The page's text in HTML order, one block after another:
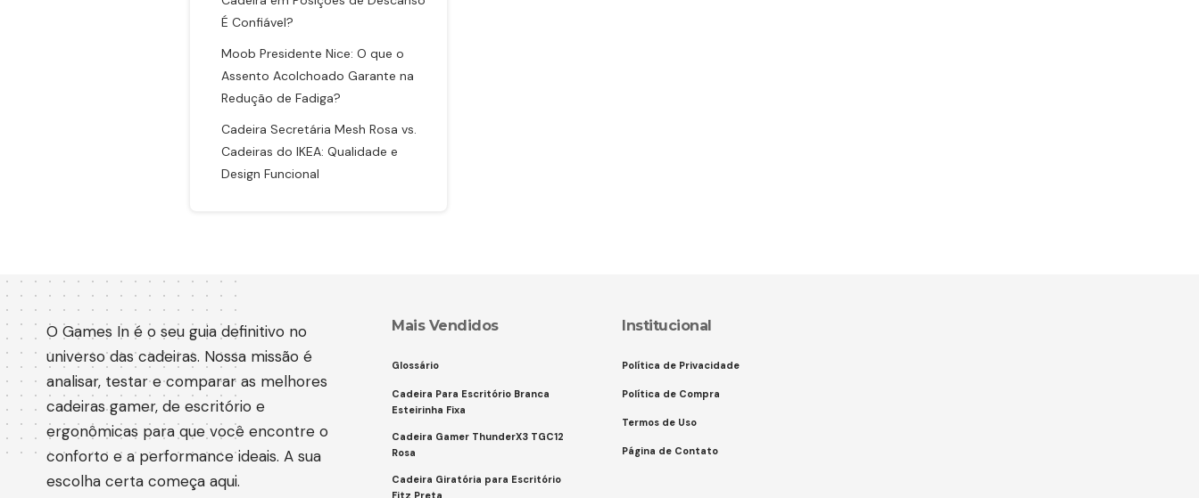
É Confiável?
Moob Presidente Nice: O que o
Assento Acolchoado Garante na
Redução de Fadiga?
Cadeira Secretária Mesh Rosa vs.
Cadeiras do IKEA: Qualidade e
Design Funcional
O Games In é o seu guia definitivo no
universo das cadeiras. Nossa missão é
analisar, testar e comparar as melhores
cadeiras gamer, de escritório e
ergonômicas para que você encontre o
conforto e a performance ideais. A sua
escolha certa começa aqui.
Mais Vendidos
Glossário
Cadeira Para Escritório Branca
Esteirinha Fixa
Cadeira Gamer ThunderX3 TGC12
Rosa
Cadeira Giratória para Escritório
Fitz Preta
Institucional
Política de Privacidade
Política de Compra
Termos de Uso
Página de Contato